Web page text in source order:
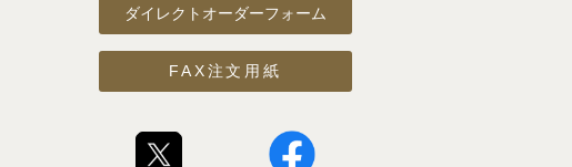
ダイレクトオーダーフォーム
FAX注文用紙